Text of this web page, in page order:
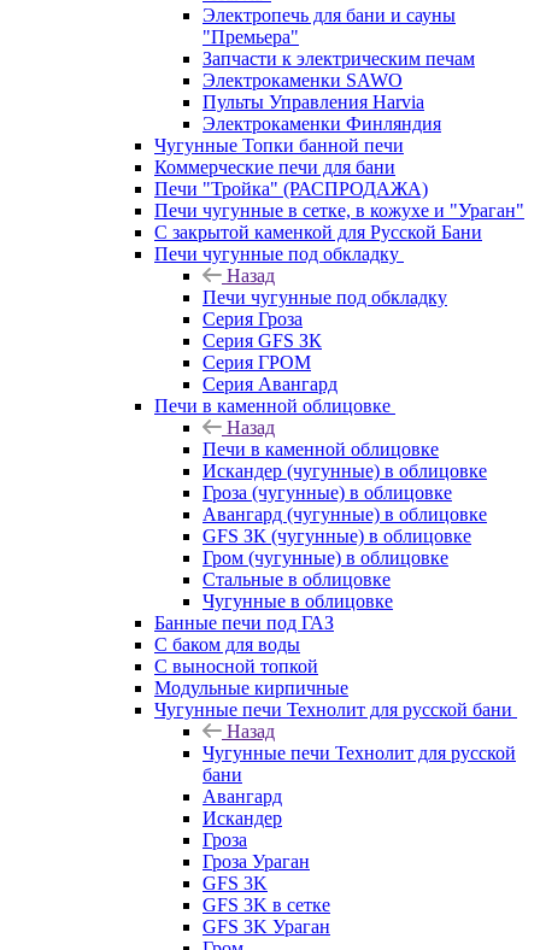
Электропечь для бани и сауны
"Премьера"
Запчасти к электрическим печам
Электрокаменки SAWO
Пульты Управления Harvia
Электрокаменки Финляндия
Чугунные Топки банной печи
Коммерческие печи для бани
Печи "Тройка" (РАСПРОДАЖА)
Печи чугунные в сетке, в кожухе и "Ураган"
С закрытой каменкой для Русской Бани
Печи чугунные под обкладку
Назад
Печи чугунные под обкладку
Серия Гроза
Серия GFS ЗК
Серия ГРОМ
Серия Авангард
Печи в каменной облицовке
Назад
Печи в каменной облицовке
Искандер (чугунные) в облицовке
Гроза (чугунные) в облицовке
Авангард (чугунные) в облицовке
GFS ЗК (чугунные) в облицовке
Гром (чугунные) в облицовке
Стальные в облицовке
Чугунные в облицовке
Банные печи под ГАЗ
С баком для воды
С выносной топкой
Модульные кирпичные
Чугунные печи Технолит для русской бани
Назад
Чугунные печи Технолит для русской
бани
Авангард
Искандер
Гроза
Гроза Ураган
GFS 3K
GFS 3K в сетке
GFS 3K Ураган